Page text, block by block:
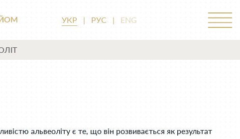
УКР | РУС | ENG
альвеоліту є те, що він розвивається як результат